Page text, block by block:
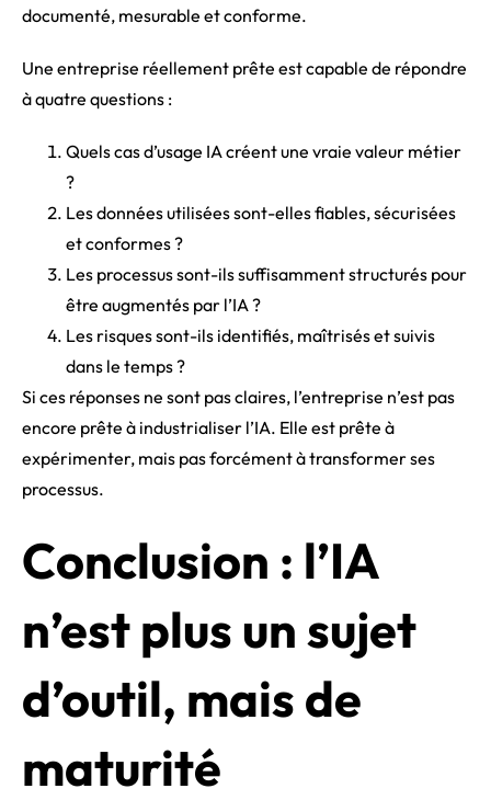
documenté, mesurable et conforme.
Une entreprise réellement prête est capable de répondre
à quatre questions :
Quels cas d’usage IA créent une vraie valeur métier
?
Les données utilisées sont-elles fiables, sécurisées
et conformes ?
Les processus sont-ils suffisamment structurés pour
être augmentés par l’IA ?
Les risques sont-ils identifiés, maîtrisés et suivis
dans le temps ?
Si ces réponses ne sont pas claires, l’entreprise n’est pas
encore prête à industrialiser l’IA. Elle est prête à
expérimenter, mais pas forcément à transformer ses
processus.
Conclusion : l’IA
n’est plus un sujet
d’outil, mais de
maturité